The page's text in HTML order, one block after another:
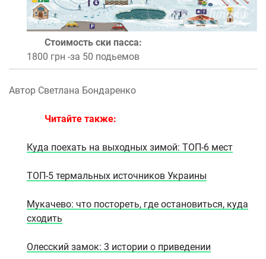
Стоимость ски пасса:
1800 грн -за 50 подьемов
Автор Светлана Бондаренко
Читайте также:
Куда поехать на выходных зимой: ТОП-6 мест
ТОП-5 термальных источников Украины
Мукачево: что постореть, где остановиться, куда
сходить
Олесский замок: 3 истории о приведении